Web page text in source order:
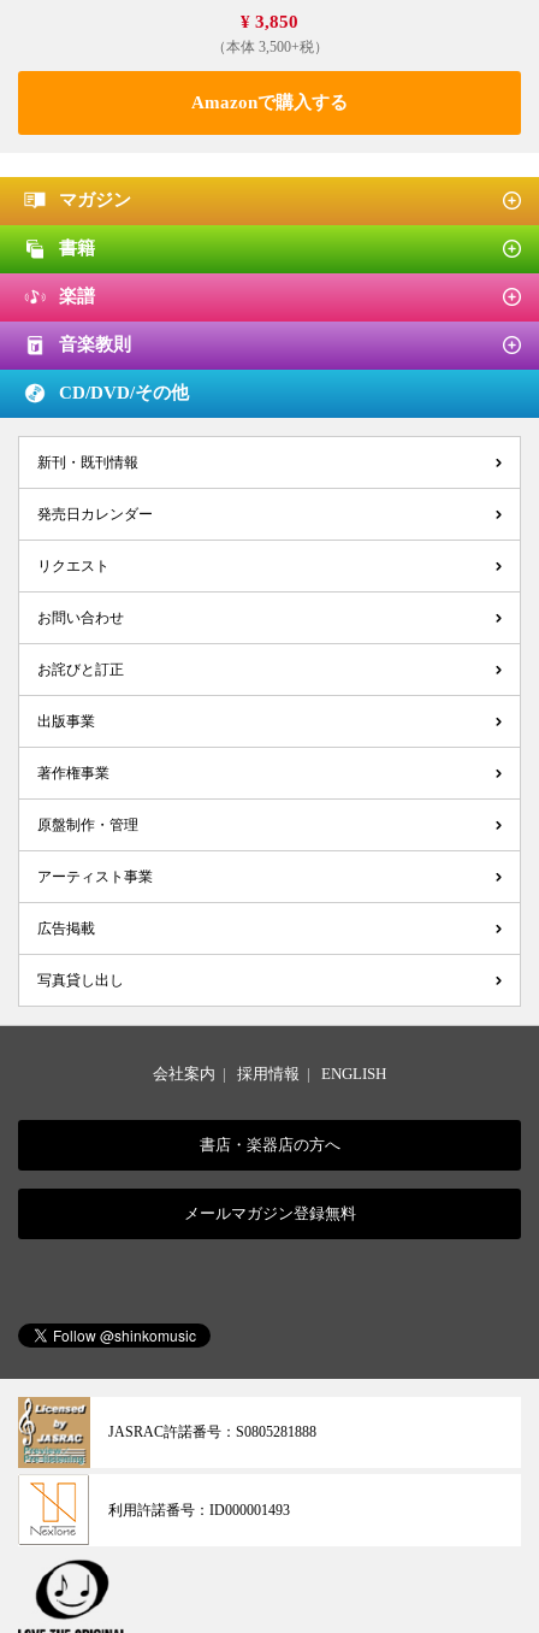
¥ 3,850
（本体 3,500+税）
Amazonで購入する
マガジン
書籍
楽譜
音楽教則
CD/DVD/その他
新刊・既刊情報
発売日カレンダー
リクエスト
お問い合わせ
お詫びと訂正
出版事業
著作権事業
原盤制作・管理
アーティスト事業
広告掲載
写真貸し出し
会社案内 | 採用情報 | ENGLISH
書店・楽器店の方へ
メールマガジン登録無料
JASRAC許諾番号： S0805281888
利用許諾番号： ID000001493